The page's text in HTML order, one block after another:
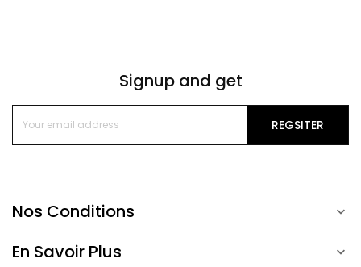
Signup and get
REGSITER
Nos Conditions 
En Savoir Plus 